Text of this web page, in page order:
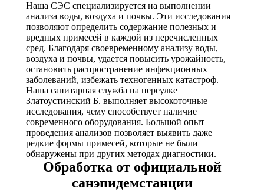
Наша СЭС специализируется на выполнении
анализа воды, воздуха и почвы. Эти исследования
позволяют определить содержание полезных и
вредных примесей в каждой из перечисленных
сред. Благодаря своевременному анализу воды,
воздуха и почвы, удается повысить урожайность,
остановить распространение инфекционных
заболеваний, избежать техногенных катастроф.
Наша санитарная служба на переулке
Златоустинский Б. выполняет высокоточные
исследования, чему способствует наличие
современного оборудования. Большой опыт
проведения анализов позволяет выявить даже
редкие формы примесей, которые не были
обнаружены при других методах диагностики.
Обработка от официальной
санэпидемстанции